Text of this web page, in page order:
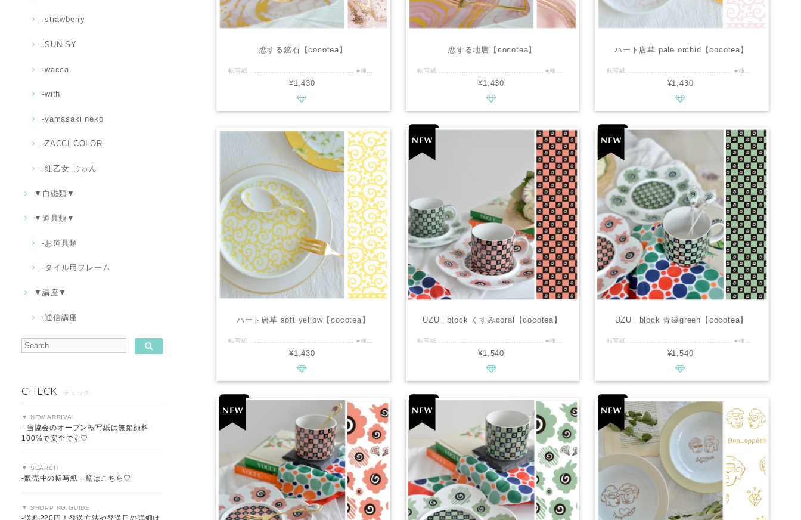
-strawberry
-SUN.SY
-wacca
-with
-yamasaki neko
-ZACCI COLOR
-紅乙女 じゅん
▼白磁類▼
▼道具類▼
‐お道具類
-タイル用フレーム
▼講座▼
-通信講座
CHECK チェック
▼ NEW ARRIVAL
- 当協会のオーブン転写紙は無鉛顔料
100%で安全です♡
▼ SEARCH
-販売中の転写紙一覧はこちら♡
▼ SHOPPING GUIDE
-送料220円！発送方法や発送日の詳細は
恋する鉱石【cocotea】
¥1,430
恋する地層【cocotea】
¥1,430
ハート唐草 pale orchid【cocotea】
¥1,430
ハート唐草 soft yellow【cocotea】
¥1,430
UZU_ block くすみcoral【cocotea】
¥1,540
UZU_ block 青磁green【cocotea】
¥1,540